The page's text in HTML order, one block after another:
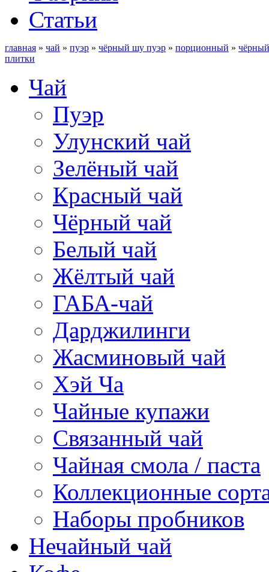
Статьи
главная » чай » пуэр » чёрный шу пуэр » порционный »
плитки
Чай
Пуэр
Улунский чай
Зелёный чай
Красный чай
Чёрный чай
Белый чай
Жёлтый чай
ГАБА-чай
Дарджилинги
Жасминовый чай
Хэй Ча
Чайные купажи
Связанный чай
Чайная смола / паста
Коллекционные
Наборы пробников
Нечайный чай